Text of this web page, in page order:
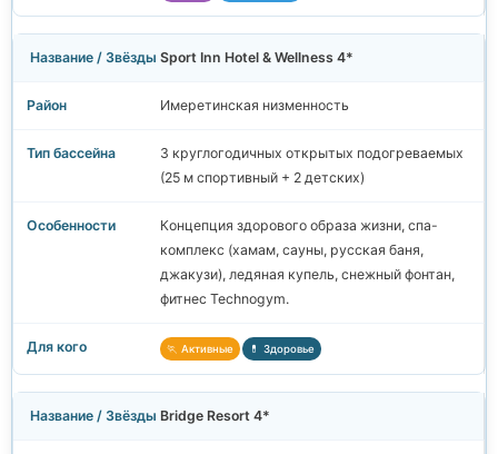
Sport Inn Hotel & Wellness 4*
Имеретинская низменность
3 круглогодичных открытых подогреваемых
(25 м спортивный + 2 детских)
Концепция здорового образа жизни, спа-
комплекс (хамам, сауны, русская баня,
джакузи), ледяная купель, снежный фонтан,
фитнес Technogym.
🏃 Активные 💊 Здоровье
Bridge Resort 4*